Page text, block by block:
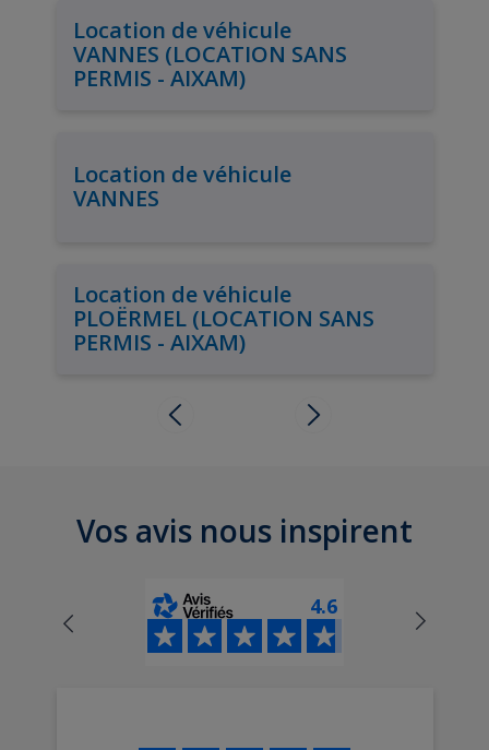
Location de véhicule
VANNES (LOCATION SANS
PERMIS - AIXAM)
Location de véhicule
VANNES
Location de véhicule
PLOËRMEL (LOCATION SANS
PERMIS - AIXAM)
Vos avis nous inspirent
4.6